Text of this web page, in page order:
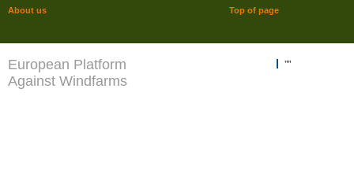
European Platform
Against Windfarms
""
Top of page
About us